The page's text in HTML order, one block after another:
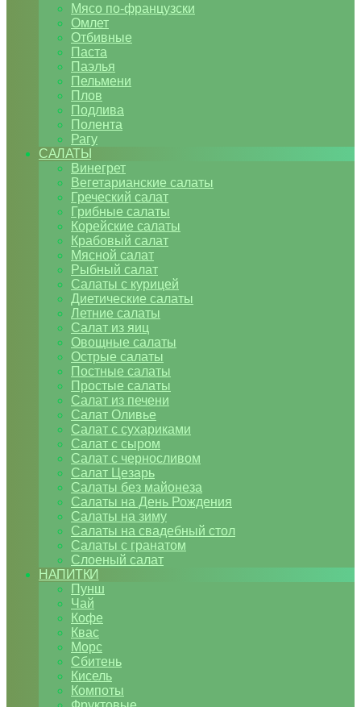
Мясо по-французски
Омлет
Отбивные
Паста
Паэлья
Пельмени
Плов
Подлива
Полента
Рагу
САЛАТЫ
Винегрет
Вегетарианские салаты
Греческий салат
Грибные салаты
Корейские салаты
Крабовый салат
Мясной салат
Рыбный салат
Салаты с курицей
Диетические салаты
Летние салаты
Салат из яиц
Овощные салаты
Острые салаты
Постные салаты
Простые салаты
Салат из печени
Салат Оливье
Салат с сухариками
Салат с сыром
Салат с черносливом
Салат Цезарь
Салаты без майонеза
Салаты на День Рождения
Салаты на зиму
Салаты на свадебный стол
Салаты с гранатом
Слоеный салат
НАПИТКИ
Пунш
Чай
Кофе
Квас
Морс
Сбитень
Кисель
Компоты